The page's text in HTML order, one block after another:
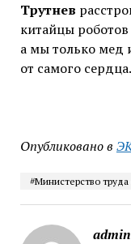
Трутнев
китайцы
а мы только мед
от самого сердца.
Опубликовано в
#Министерство
admin